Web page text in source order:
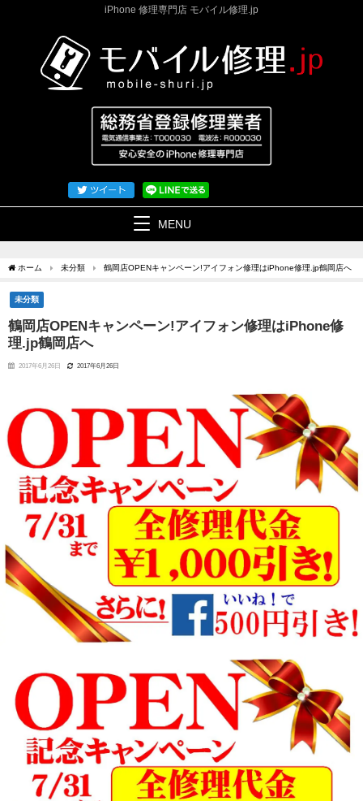
iPhone 修理専門店 モバイル修理.jp
MENU
ホーム 未分類 鶴岡店OPENキャンペーン!アイフォン修理はiPhone修理.jp鶴岡店へ
未分類
鶴岡店OPENキャンペーン!アイフォン修理はiPhone修
理.jp鶴岡店へ
2017年6月26日 2017年6月26日